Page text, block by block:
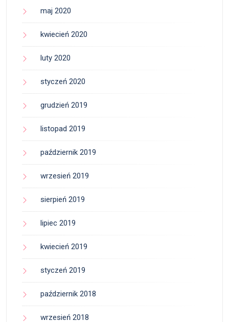
maj 2020
kwiecień 2020
luty 2020
styczeń 2020
grudzień 2019
listopad 2019
październik 2019
wrzesień 2019
sierpień 2019
lipiec 2019
kwiecień 2019
styczeń 2019
październik 2018
wrzesień 2018